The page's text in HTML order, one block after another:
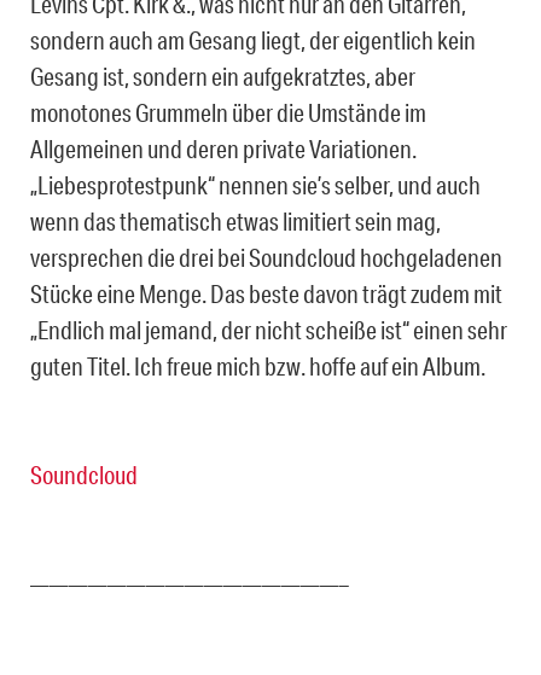
sondern auch am Gesang liegt, der eigentlich kein
Gesang ist, sondern ein aufgekratztes, aber
monotones Grummeln über die Umstände im
Allgemeinen und deren private Variationen.
„Liebesprotestpunk“ nennen sie’s selber, und auch
wenn das thematisch etwas limitiert sein mag,
versprechen die drei bei Soundcloud hochgeladenen
Stücke eine Menge. Das beste davon trägt zudem mit
„Endlich mal jemand, der nicht scheiße ist“ einen sehr
guten Titel. Ich freue mich bzw. hoffe auf ein Album.
Soundcloud
————————————————–